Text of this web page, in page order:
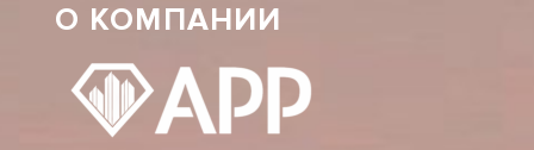
О КОМПАНИИ